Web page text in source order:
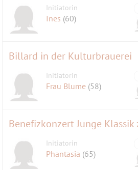
Initiatorin
Ines (60)
Billard in der Kulturbrauerei
Initiatorin
Frau Blume (58)
Initiatorin
Phantasia (65)